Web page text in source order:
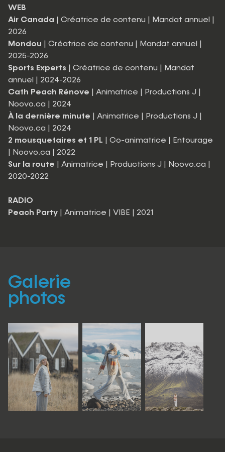
WEB
Air Canada |
Créatrice de contenu | Mandat annuel |
2026
Mondou | Créatrice de contenu | Mandat annuel |
2025-2026
Sports Experts | Créatrice de contenu | Mandat
annuel | 2024-2026
Cath Peach Rénove | Animatrice | Productions J |
Noovo.ca | 2024
À la dernière minute | Animatrice | Productions J |
Noovo.ca | 2024
2 mousquetaires et 1 PL | Co-animatrice | Entourage
| Noovo.ca | 2022
Sur la route | Animatrice | Productions J | Noovo.ca |
2020-2022
RADIO
Peach Party | Animatrice | VIBE | 2021
Galerie
photos